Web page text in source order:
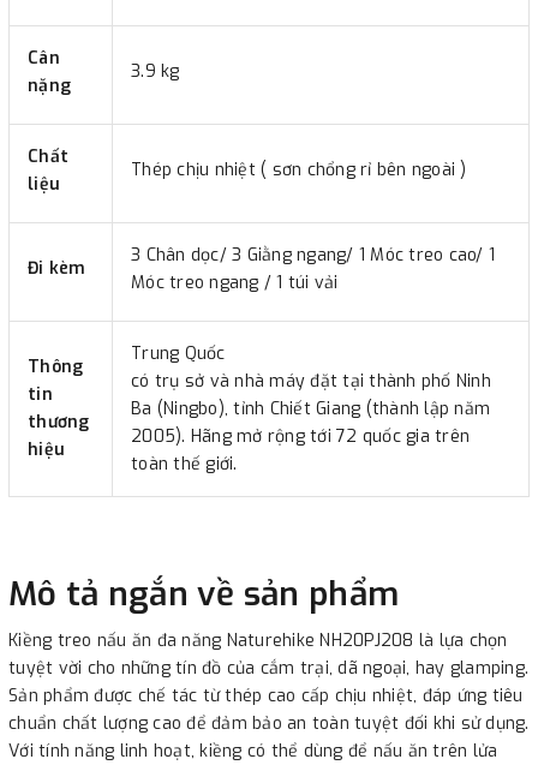
Cân
nặng
3.9 kg
Chất
liệu
Thép chịu nhiệt ( sơn chổng rỉ bên ngoài )
Đi kèm
3 Chân dọc/ 3 Giằng ngang/ 1 Móc treo cao/ 1
Móc treo ngang / 1 túi vải
Thông
tin
thương
hiệu
Trung Quốc
có trụ sở và nhà máy đặt tại thành phố Ninh
Ba (Ningbo), tỉnh Chiết Giang (thành lập năm
2005). Hãng mở rộng tới 72 quốc gia trên
toàn thế giới.
Mô tả ngắn về sản phẩm
Kiềng treo nấu ăn đa năng Naturehike NH20PJ208 là lựa chọn
tuyệt vời cho những tín đồ của cắm trại, dã ngoại, hay glamping.
Sản phẩm được chế tác từ thép cao cấp chịu nhiệt, đáp ứng tiêu
chuẩn chất lượng cao để đảm bảo an toàn tuyệt đối khi sử dụng.
Với tính năng linh hoạt, kiềng có thể dùng để nấu ăn trên lửa